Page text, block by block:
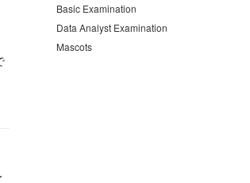
Basic Examination
Data Analyst Examination
Mascots